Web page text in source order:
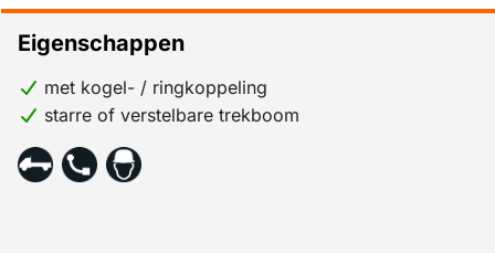
Eigenschappen
met kogel- / ringkoppeling
starre of verstelbare trekboom